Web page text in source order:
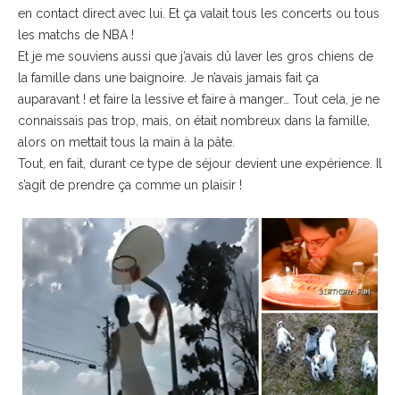
en contact direct avec lui. Et ça valait tous les concerts ou tous
les matchs de NBA !
Et je me souviens aussi que j’avais dû laver les gros chiens de
la famille dans une baignoire. Je n’avais jamais fait ça
auparavant ! et faire la lessive et faire à manger… Tout cela, je ne
connaissais pas trop, mais, on était nombreux dans la famille,
alors on mettait tous la main à la pâte.
Tout, en fait, durant ce type de séjour devient une expérience. Il
s’agit de prendre ça comme un plaisir !